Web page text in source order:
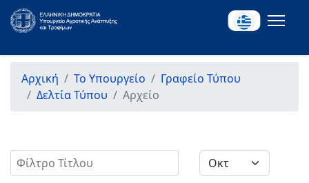
Αρχική Το Υπουργείο
Γραφείο Τύπου
Δελτία Τύπου
Αρχείο
Φίλτρο Τίτλου